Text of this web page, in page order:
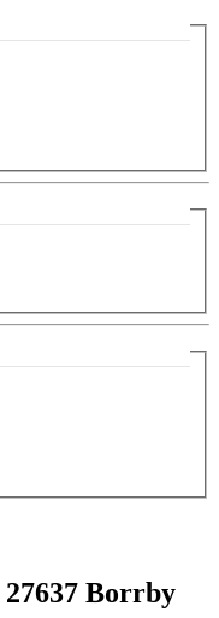
27637 Borrby